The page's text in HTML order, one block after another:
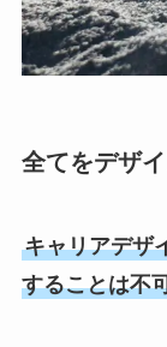
全てをデザ
キャリアデザ
することは不